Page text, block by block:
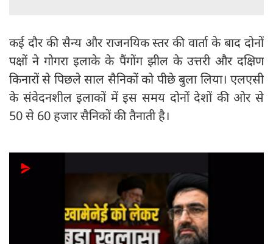
कई दौर की सैन्य और राजनयिक स्तर की वार्ता के बाद दोनों
पक्षों ने गोगरा इलाके के पैंगोंग झील के उत्तरी और दक्षिण
किनारों से पिछले साल सैनिकों को पीछे बुला लिया। एलएसी
के संवेदनशील इलाकों में इस समय दोनों देशों की ओर से
50 से 60 हजार सैनिकों की तैनाती है।